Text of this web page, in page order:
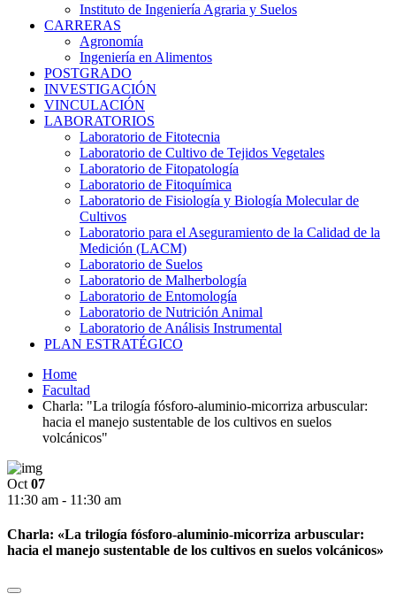
Instituto de Ingeniería Agraria y Suelos
CARRERAS
Agronomía
Ingeniería en Alimentos
POSTGRADO
INVESTIGACIÓN
VINCULACIÓN
LABORATORIOS
Laboratorio de Fitotecnia
Laboratorio de Cultivo de Tejidos Vegetales
Laboratorio de Fitopatología
Laboratorio de Fitoquímica
Laboratorio de Fisiología y Biología Molecular de
Cultivos
Laboratorio para el Aseguramiento de la Calidad de la
Medición (LACM)
Laboratorio de Suelos
Laboratorio de Malherbología
Laboratorio de Entomología
Laboratorio de Nutrición Animal
Laboratorio de Análisis Instrumental
PLAN ESTRATÉGICO
Home
Facultad
Charla: "La trilogía fósforo-aluminio-micorriza arbuscular:
hacia el manejo sustentable de los cultivos en suelos
volcánicos"
Oct 07
11:30 am - 11:30 am
Charla: «La trilogía fósforo-aluminio-micorriza arbuscular:
hacia el manejo sustentable de los cultivos en suelos volcánicos»